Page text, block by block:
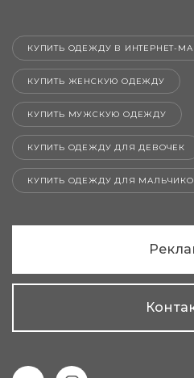
КУПИТЬ ОДЕЖДУ В ИНТЕРНЕТ-
КУПИТЬ ЖЕНСКУЮ ОДЕЖДУ
КУПИТЬ МУЖСКУЮ ОДЕЖДУ
КУПИТЬ ОДЕЖДУ ДЛЯ ДЕВОЧЕК
КУПИТЬ ОДЕЖДУ ДЛЯ